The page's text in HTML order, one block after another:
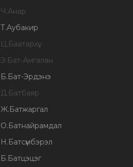
Ч.Анар
Т.Аубакир
Ц.Баатархүү
Э.Бат-Амгалан
Б.Бат-Эрдэнэ
Д.Батбаяр
Ж.Батжаргал
О.Батнайрамдал
Н.Батсүмбэрэл
Б.Батцэцэг